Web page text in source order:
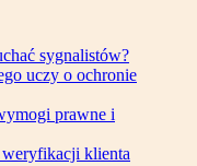
sygnalistów?
uczy o ochronie
prawne i
klienta